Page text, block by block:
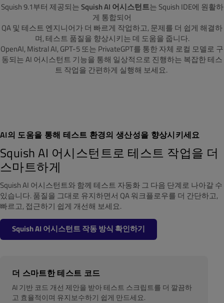
Squish 9.1부터 제공되는Squish AI 어시스턴트는 Squish IDE에 원활하
게 통합되어
QA 및 테스트 엔지니어가 더 빠르게 작업하고, 문제를 더 쉽게 해결하
며, 테스트 품질을 향상시키는 데 도움을 줍니다.
OpenAI, Mistral AI, GPT-5 또는 PrivateGPT를 통한 자체 로컬 모델로 구
동되는 AI 어시스턴트 기능을 통해 일상적으로 진행하는 복잡한 테스
트 작업을 간편하게 실행해 보세요.
AI의 도움을 통해 테스트 환경의 생산성을 향상시키세요
Squish AI 어시스턴트로 테스트 작업을 더
스마트하게
Squish AI 어시스턴트와 함께 테스트 자동화 그 다음 단계로 나아갈 수
있습니다. 품질을 그대로 유지하면서 QA 워크플로우를 더 간단하고,
빠르고, 접근하기 쉽게 개선해 보세요.
Squish AI 어시스턴트 작동 방식 확인하기
더 스마트한 테스트 코드
AI 기반 코드 개선 제안을 받아 테스트 스크립트를 더 깔끔하
고 효율적이며 유지보수하기 쉽게 만드세요.